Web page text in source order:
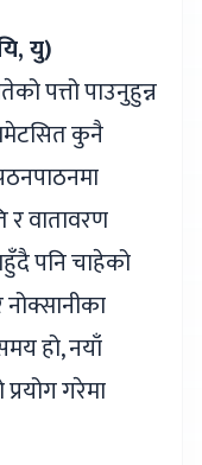
यु)
पत्तो पाउनुहुन्न
कुनै
र वातावरण
पनि चाहेको
नोक्सानीका
हो, नयाँ
गरेमा